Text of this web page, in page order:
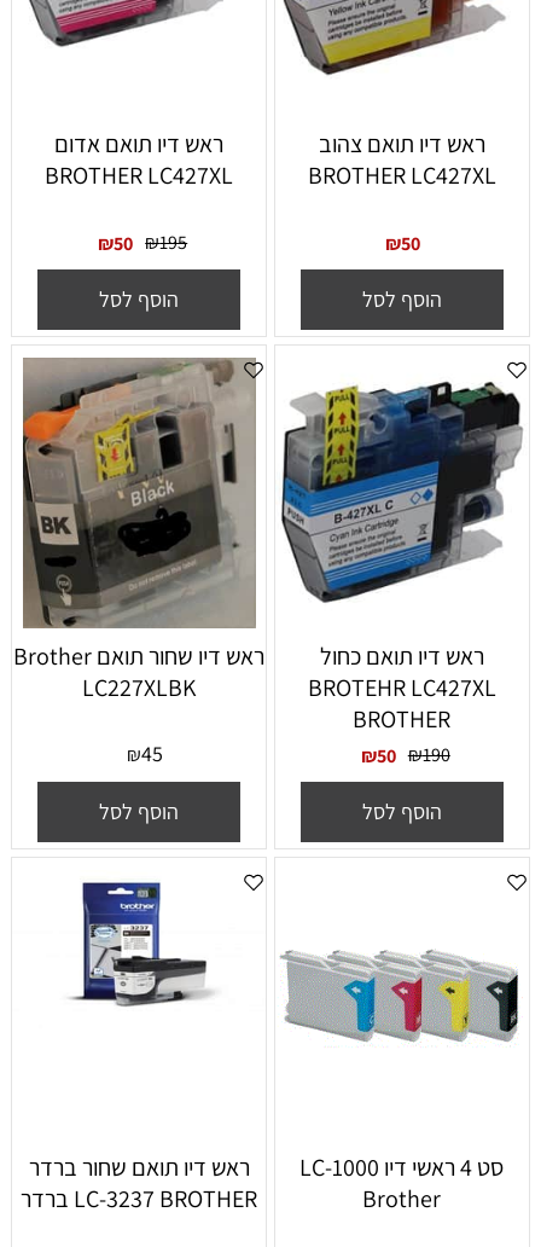
ראש דיו תואם צהוב
BROTHER LC427XL
₪50
הוסף לסל
ראש דיו תואם אדום
BROTHER LC427XL
₪195
₪50
הוסף לסל
ראש דיו תואם כחול
BROTEHR LC427XL
BROTHER
₪190
₪50
הוסף לסל
‏ראש דיו ‏שחור תואם Brother
LC227XLBK
₪45
הוסף לסל
סט 4 ראשי דיו LC-1000
Brother
ראש דיו תואם שחור ברדר
LC-3237 BROTHER ברדר